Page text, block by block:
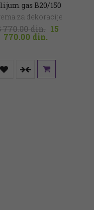
gas B20/150
za dekoracije
770.00din. Original
770.00
15
770.00 din.
15
770.00 din..